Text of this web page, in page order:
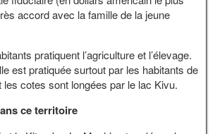
accord avec la famille de la jeune
pratiquent l’agriculture et l’élevage.
est pratiquée surtout par les habitants de
cotes sont longées par le lac Kivu.
ce territoire